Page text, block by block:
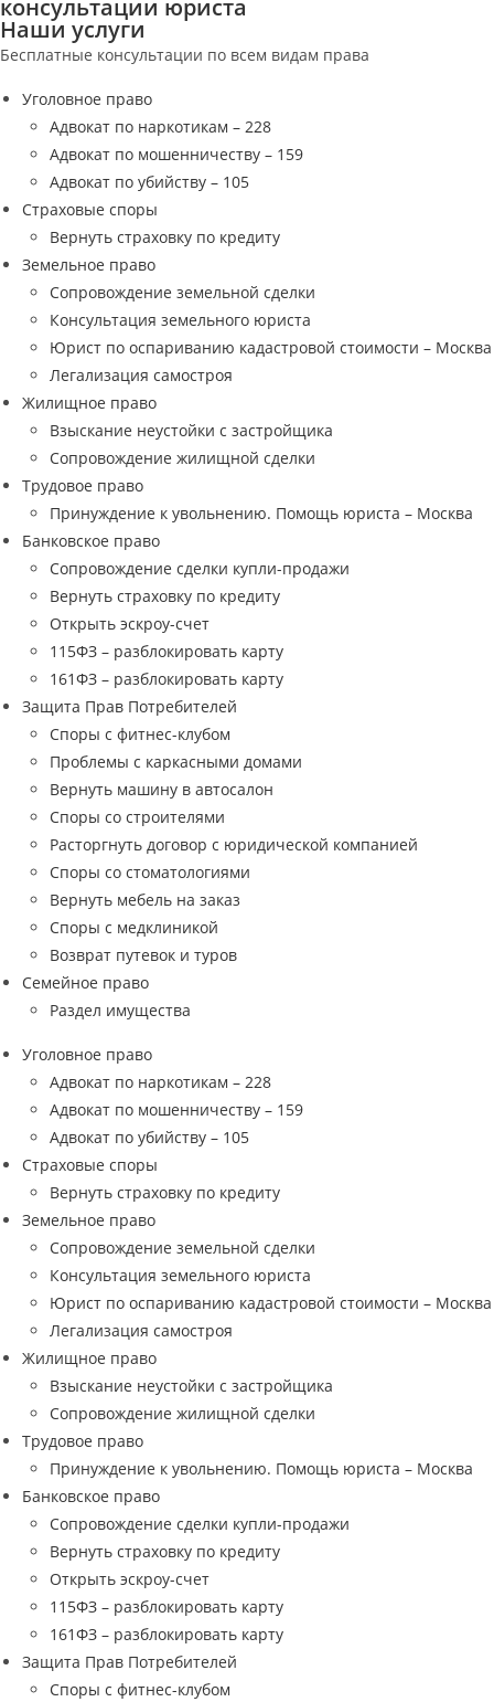
консультации юриста
Наши услуги
Бесплатные консультации по всем видам права
Уголовное право
Адвокат по наркотикам – 228
Адвокат по мошенничеству – 159
Адвокат по убийству – 105
Страховые споры
Вернуть страховку по кредиту
Земельное право
Сопровождение земельной сделки
Консультация земельного юриста
Юрист по оспариванию кадастровой стоимости – Москва
Легализация самостроя
Жилищное право
Взыскание неустойки с застройщика
Сопровождение жилищной сделки
Трудовое право
Принуждение к увольнению. Помощь юриста – Москва
Банковское право
Сопровождение сделки купли-продажи
Вернуть страховку по кредиту
Открыть эскроу-счет
115ФЗ – разблокировать карту
161ФЗ – разблокировать карту
Защита Прав Потребителей
Споры с фитнес-клубом
Проблемы с каркасными домами
Вернуть машину в автосалон
Споры со строителями
Расторгнуть договор с юридической компанией
Споры со стоматологиями
Вернуть мебель на заказ
Споры с медклиникой
Возврат путевок и туров
Семейное право
Раздел имущества
Уголовное право
Адвокат по наркотикам – 228
Адвокат по мошенничеству – 159
Адвокат по убийству – 105
Страховые споры
Вернуть страховку по кредиту
Земельное право
Сопровождение земельной сделки
Консультация земельного юриста
Юрист по оспариванию кадастровой стоимости – Москва
Легализация самостроя
Жилищное право
Взыскание неустойки с застройщика
Сопровождение жилищной сделки
Трудовое право
Принуждение к увольнению. Помощь юриста – Москва
Банковское право
Сопровождение сделки купли-продажи
Вернуть страховку по кредиту
Открыть эскроу-счет
115ФЗ – разблокировать карту
161ФЗ – разблокировать карту
Защита Прав Потребителей
Споры с фитнес-клубом